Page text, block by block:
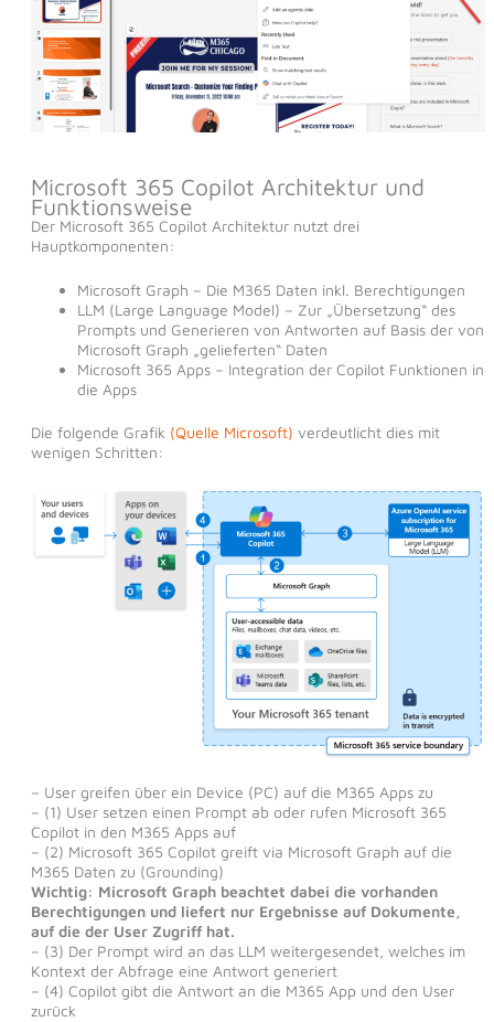
Microsoft 365 Copilot Architektur und
Funktionsweise
Der Microsoft 365 Copilot Architektur nutzt drei
Hauptkomponenten:
Microsoft Graph – Die M365 Daten inkl. Berechtigungen
LLM (Large Language Model) – Zur „Übersetzung“ des
Prompts und Generieren von Antworten auf Basis der von
Microsoft Graph „gelieferten“ Daten
Microsoft 365 Apps – Integration der Copilot Funktionen in
die Apps
Die folgende Grafik (Quelle Microsoft) verdeutlicht dies mit
wenigen Schritten:
– User greifen über ein Device (PC) auf die M365 Apps zu
– (1) User setzen einen Prompt ab oder rufen Microsoft 365
Copilot in den M365 Apps auf
– (2) Microsoft 365 Copilot greift via Microsoft Graph auf die
M365 Daten zu (Grounding)
Wichtig: Microsoft Graph beachtet dabei die vorhanden
Berechtigungen und liefert nur Ergebnisse auf Dokumente,
auf die der User Zugriff hat.
– (3) Der Prompt wird an das LLM weitergesendet, welches im
Kontext der Abfrage eine Antwort generiert
– (4) Copilot gibt die Antwort an die M365 App und den User
zurück